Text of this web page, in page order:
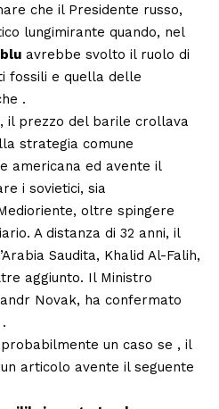
che il Presidente russo,
lungimirante quando, nel
avrebbe svolto il ruolo di
fossili e quella delle
.
il prezzo del barile crollava
strategia comune
americana ed avente il
i sovietici, sia
oltre spingere
A distanza di 32 anni, il
Saudita, Khalid Al-Falih,
aggiunto. Il Ministro
Novak, ha confermato
un caso se , il
articolo avente il seguente